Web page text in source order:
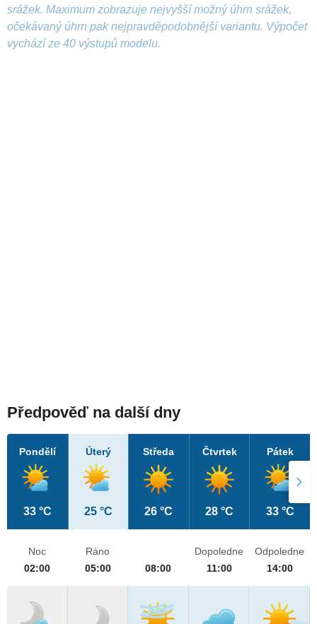
srážek. Maximum zobrazuje nejvyšší možný úhrn srážek,
očekávaný úhrn pak nejpravděpodobnější variantu. Výpočet
vychází ze 40 výstupů modelu.
Předpověď na další dny
Pondělí
33 °C
Úterý
25 °C
Středa
26 °C
Čtvrtek
28 °C
Pátek
33 °C
Noc
02:00
Ráno
05:00
08:00
Dopoledne
11:00
Odpoledne
14:00